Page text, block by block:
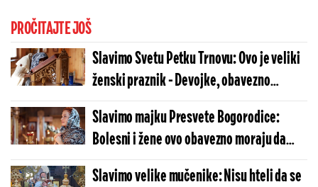
PROČITAJTE JOŠ
Slavimo Svetu Petku Trnovu: Ovo je veliki
ženski praznik - Devojke, obavezno
uradite jednu stvar u kući
Slavimo majku Presvete Bogorodice:
Bolesni i žene ovo obavezno moraju da
ispoštuju
Slavimo velike mučenike: Nisu hteli da se